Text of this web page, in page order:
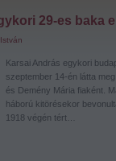
29-es baka
Karsai András egykori
szeptember 14-én látta
és Demény Mária fiaként.
háború kitörésekor
1918 végén tért…